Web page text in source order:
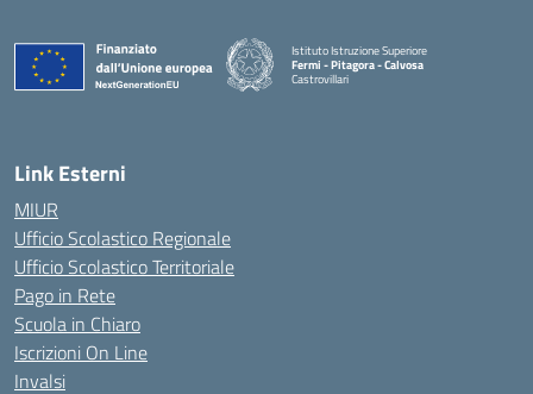
Istituto Istruzione Superiore
Fermi - Pitagora - Calvosa
Castrovillari
Link Esterni
MIUR
Ufficio Scolastico Regionale
Ufficio Scolastico Territoriale
Pago in Rete
Scuola in Chiaro
Iscrizioni On Line
Invalsi